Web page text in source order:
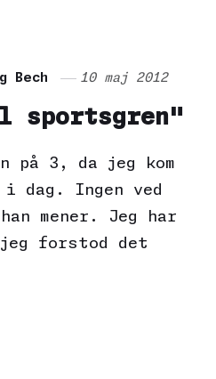
Bech 10 maj 2012
sportsgren"
på 3, da jeg kom
i dag. Ingen ved
mener. Jeg har
jeg forstod det